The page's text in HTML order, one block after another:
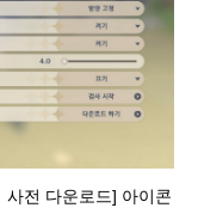
전 다운로드] 아이콘